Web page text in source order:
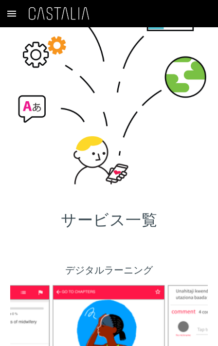
Skip to main content
サービス一覧
デジタルラーニング